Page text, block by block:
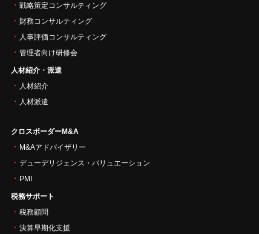
戦略策定コンサルティング
財務コンサルティング
人事評価コンサルティング
管理者向け研修会
人材紹介・派遣
人材紹介
人材派遣
クロスボーダーM&A
M&Aアドバイザリー
デューデリジェンス・バリュエーション
PMI
税務サポート
税務顧問
決算早期化支援